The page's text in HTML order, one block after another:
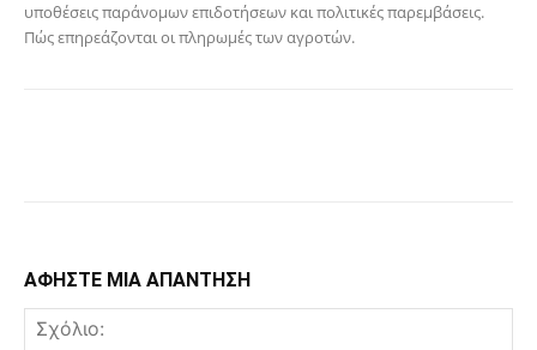
υποθέσεις παράνομων επιδοτήσεων και πολιτικές παρεμβάσεις.
Πώς επηρεάζονται οι πληρωμές των αγροτών.
ΑΦΗΣΤΕ ΜΙΑ ΑΠΑΝΤΗΣΗ